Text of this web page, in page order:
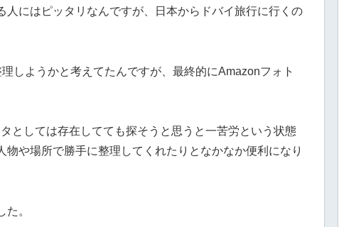
にはピッタリなんですが、日本からドバイ旅行に行くの
しようかと考えてたんですが、最終的にAmazonフォト
としては存在してても探そうと思うと一苦労という状態
や場所で勝手に整理してくれたりとなかなか便利になり
。